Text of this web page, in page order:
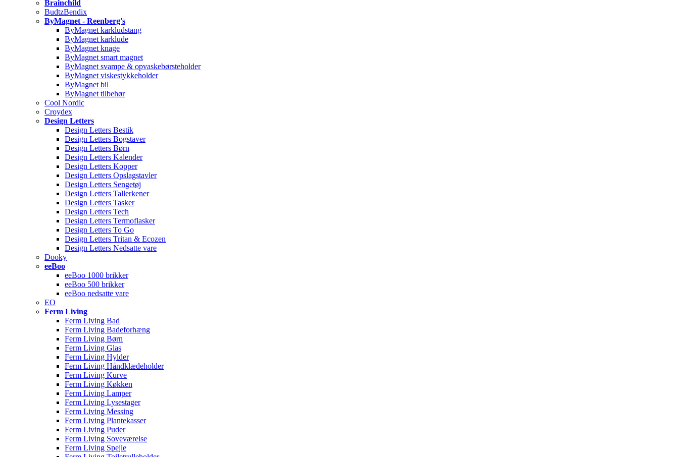
Brainchild
BudtzBendix
ByMagnet - Reenberg's
ByMagnet karkludstang
ByMagnet karklude
ByMagnet knage
ByMagnet smart magnet
ByMagnet svampe & opvaskebørsteholder
ByMagnet viskestykkeholder
ByMagnet bil
ByMagnet tilbehør
Cool Nordic
Croydex
Design Letters
Design Letters Bestik
Design Letters Bogstaver
Design Letters Børn
Design Letters Kalender
Design Letters Kopper
Design Letters Opslagstavler
Design Letters Sengetøj
Design Letters Tallerkener
Design Letters Tasker
Design Letters Tech
Design Letters Termoflasker
Design Letters To Go
Design Letters Tritan & Ecozen
Design Letters Nedsatte vare
Dooky
eeBoo
eeBoo 1000 brikker
eeBoo 500 brikker
eeBoo nedsatte vare
EO
Ferm Living
Ferm Living Bad
Ferm Living Badeforhæng
Ferm Living Børn
Ferm Living Glas
Ferm Living Hylder
Ferm Living Håndklædeholder
Ferm Living Kurve
Ferm Living Køkken
Ferm Living Lamper
Ferm Living Lysestager
Ferm Living Messing
Ferm Living Plantekasser
Ferm Living Puder
Ferm Living Soveværelse
Ferm Living Spejle